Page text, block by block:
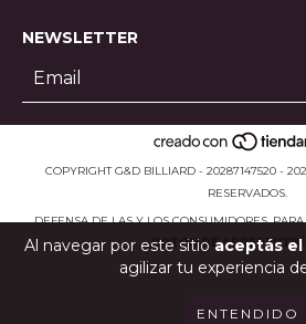
Al navegar por este sitio aceptás
agilizar tu experiencia
ENTENDIDO
NEWSLETTER
COPYRIGHT G&D BILLIARD - 20287147520 -
RESERVADOS.
DEFENSA DE LAS Y LOS CONSUMIDORES.
BOTÓN DE